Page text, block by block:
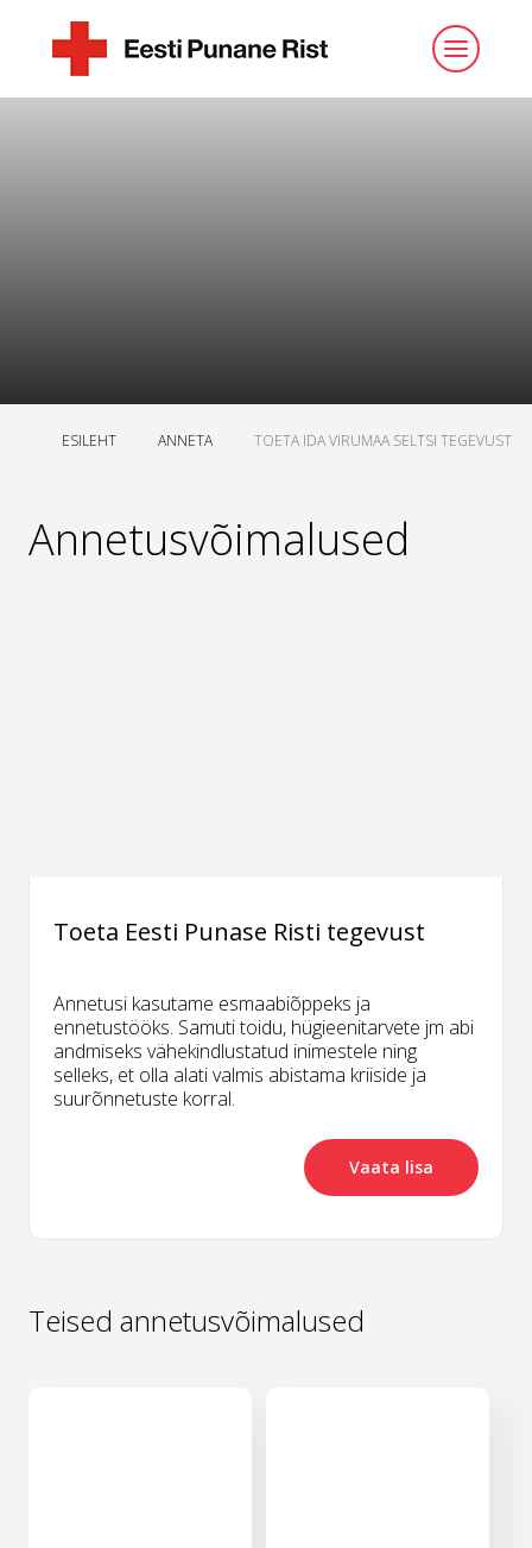
ESILEHT ANNETA TOETA IDA VIRUMAA SELTSI TEGEVUST
Annetusvõimalused
Toeta Eesti Punase Risti tegevust
Annetusi kasutame esmaabiõppeks ja
ennetustööks. Samuti toidu, hügieenitarvete jm abi
andmiseks vähekindlustatud inimestele ning
selleks, et olla alati valmis abistama kriiside ja
suurõnnetuste korral.
Vaata lisa
Teised annetusvõimalused